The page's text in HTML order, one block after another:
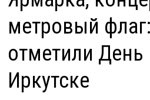
метровый
отметили День
Иркутске